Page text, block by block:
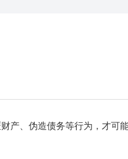
产、伪造债务等行为，才可